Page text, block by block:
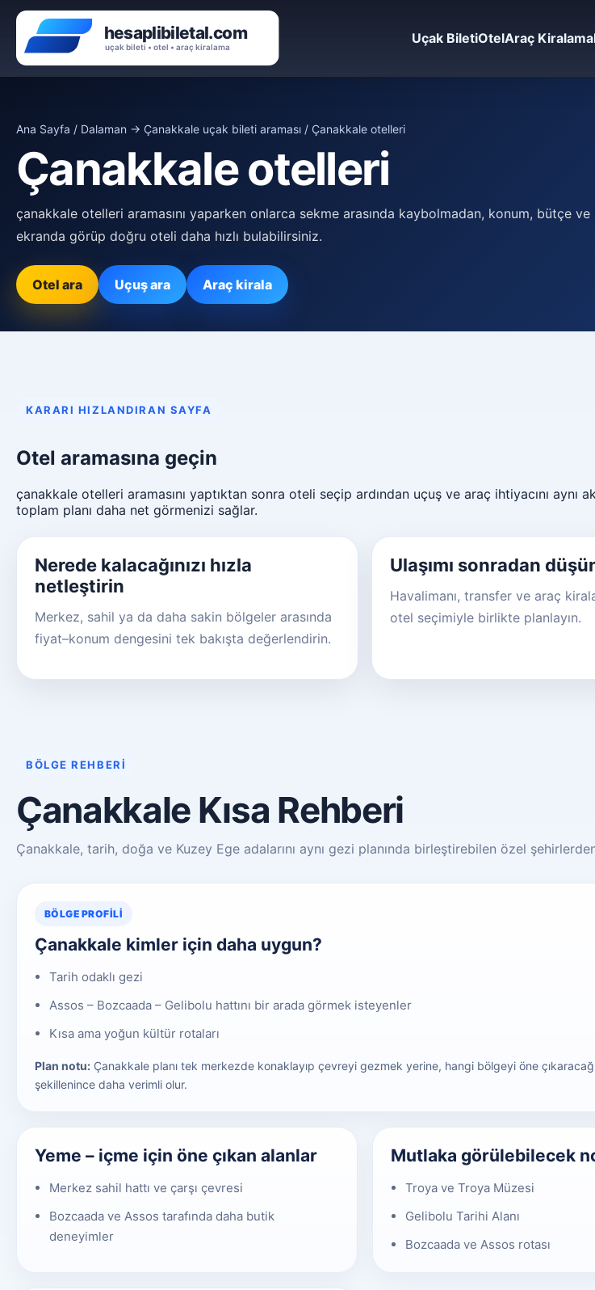
Uçak BiletiOtelAraç Kiralama
Ana Sayfa / Dalaman → Çanakkale uçak bileti araması / Çanakkale otelleri
Çanakkale otelleri
çanakkale otelleri aramasını yaparken onlarca sekme arasında kaybolmadan, konum, bütçe ve
ekranda görüp doğru oteli daha hızlı bulabilirsiniz.
Otel ara Uçuş ara Araç kirala
KARARI HIZLANDIRAN SAYFA
Otel aramasına geçin
çanakkale otelleri aramasını yaptıktan sonra oteli seçip ardından uçuş ve araç ihtiyacını aynı
toplam planı daha net görmenizi sağlar.
Nerede kalacağınızı hızla
netleştirin
Merkez, sahil ya da daha sakin bölgeler arasında
fiyat–konum dengesini tek bakışta değerlendirin.
Ulaşımı sonradan
Havalimanı, transfer ve araç
otel seçimiyle birlikte planlayın.
BÖLGE REHBERI
Çanakkale Kısa Rehberi
Çanakkale, tarih, doğa ve Kuzey Ege adalarını aynı gezi planında birleştirebilen özel
BÖLGE PROFILI
Çanakkale kimler için daha uygun?
Tarih odaklı gezi
Assos – Bozcaada – Gelibolu hattını bir arada görmek isteyenler
Kısa ama yoğun kültür rotaları
Plan notu: Çanakkale planı tek merkezde konaklayıp çevreyi gezmek yerine, hangi bölgeyi öne
şekillenince daha verimli olur.
Yeme – içme için öne çıkan alanlar
Merkez sahil hattı ve çarşı çevresi
Bozcaada ve Assos tarafında daha butik
deneyimler
Mutlaka görülebilecek
Troya ve Troya Müzesi
Gelibolu Tarihi Alanı
Bozcaada ve Assos rotası